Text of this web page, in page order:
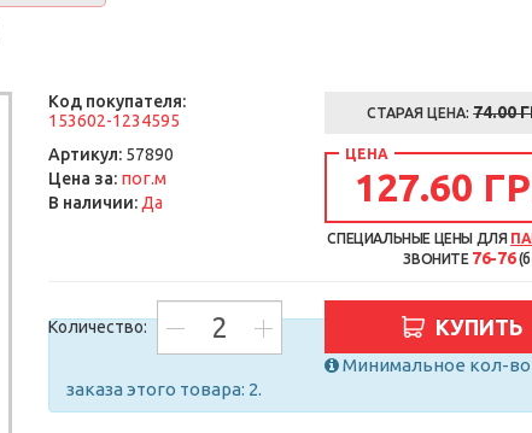
Код покупателя:
153602-1234595
Артикул: 57890
Цена за: пог.м
В наличии: Да
СТАРАЯ ЦЕНА:74.00
ЦЕНА
127.60
СПЕЦИАЛЬНЫЕ ЦЕНЫ ДЛЯ
ЗВОНИТЕ 76-76
Количество: КУПИТЬ
Минимальное кол-во
заказа этого товара: 2.